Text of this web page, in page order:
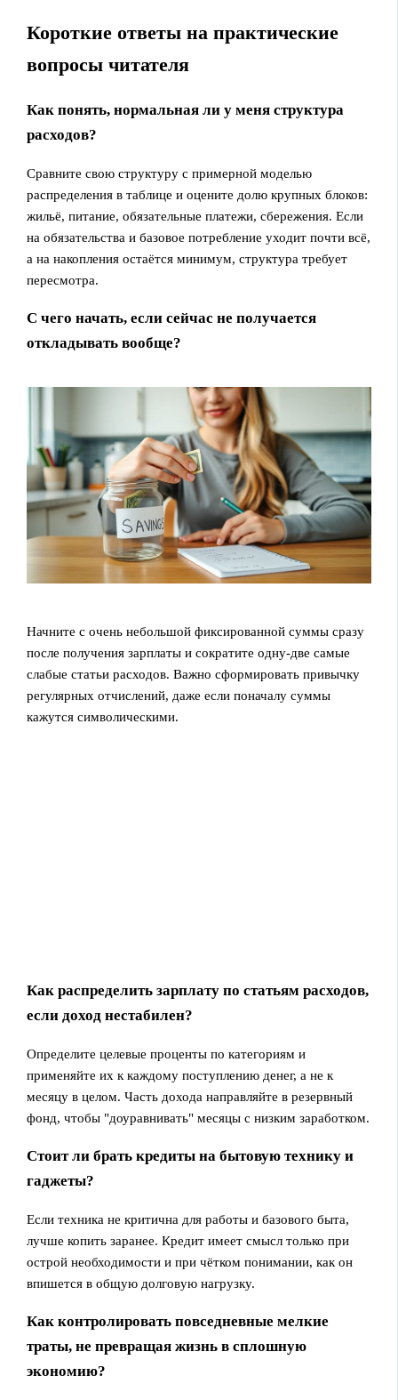
Короткие ответы на практические
вопросы читателя
Как понять, нормальная ли у меня структура
расходов?
Сравните свою структуру с примерной моделью
распределения в таблице и оцените долю крупных блоков:
жильё, питание, обязательные платежи, сбережения. Если
на обязательства и базовое потребление уходит почти всё,
а на накопления остаётся минимум, структура требует
пересмотра.
С чего начать, если сейчас не получается
откладывать вообще?
Начните с очень небольшой фиксированной суммы сразу
после получения зарплаты и сократите одну‑две самые
слабые статьи расходов. Важно сформировать привычку
регулярных отчислений, даже если поначалу суммы
кажутся символическими.
Как распределить зарплату по статьям расходов,
если доход нестабилен?
Определите целевые проценты по категориям и
применяйте их к каждому поступлению денег, а не к
месяцу в целом. Часть дохода направляйте в резервный
фонд, чтобы "доуравнивать" месяцы с низким заработком.
Стоит ли брать кредиты на бытовую технику и
гаджеты?
Если техника не критична для работы и базового быта,
лучше копить заранее. Кредит имеет смысл только при
острой необходимости и при чётком понимании, как он
впишется в общую долговую нагрузку.
Как контролировать повседневные мелкие
траты, не превращая жизнь в сплошную
экономию?